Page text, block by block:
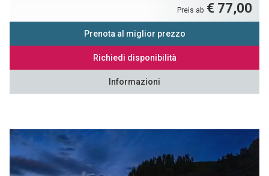
Preis ab € 77,00
Prenota al miglior prezzo
Richiedi disponibilità
Informazioni